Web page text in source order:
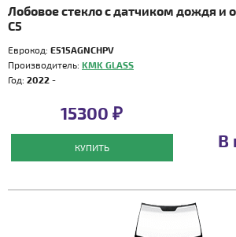
Лобовое стекло с датчиком дождя и
C5
Еврокод: E515AGNCHPV
Производитель: KMK GLASS
Год: 2022 -
15300 ₽
КУПИТЬ В